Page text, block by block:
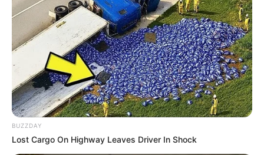
ΔΗΜΟΦΙΛΗ ΑΡΘΡΑ
BUZZDAY
Lost Cargo On Highway Leaves Driver In Shock